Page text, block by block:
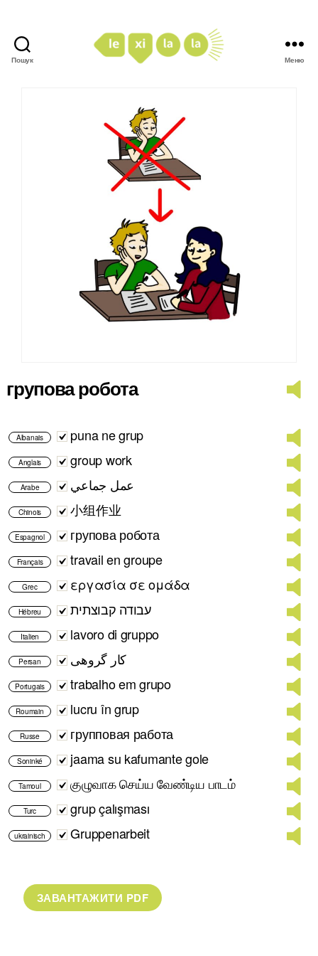
Пошук Меню
групова робота
Albanais puna ne grup
Anglais group work
Arabe عمل جماعي
Chinois 小组作业
Espagnol групова робота
Français travail en groupe
Grec εργασία σε ομάδα
Hébreu עבודה קבוצתית
Italien lavoro di gruppo
Persan کار گروهی
Portugais trabalho em grupo
Roumain lucru în grup
Russe групповая работа
Soninké jaama su kafumante gole
Tamoul குழுவாக செய்ய வேண்டிய பாடம்
Turc grup çalışması
ukrainisch Gruppenarbeit